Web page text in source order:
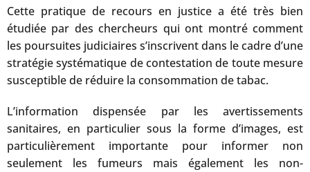
Cette pratique de recours en justice a été très bien
étudiée par des chercheurs qui ont montré comment
les poursuites judiciaires s’inscrivent dans le cadre d’une
stratégie systématique de contestation de toute mesure
susceptible de réduire la consommation de tabac.
L’information dispensée par les avertissements
sanitaires, en particulier sous la forme d’images, est
particulièrement importante pour informer non
seulement les fumeurs mais également les non-